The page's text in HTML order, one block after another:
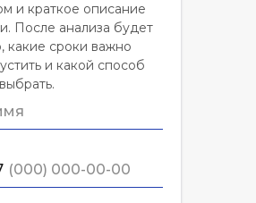
и краткое описание
После анализа будет
какие сроки важно
и какой способ